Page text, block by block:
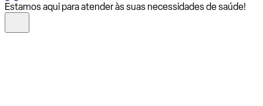
Estamos aqui para atender às suas necessidades de saúde!